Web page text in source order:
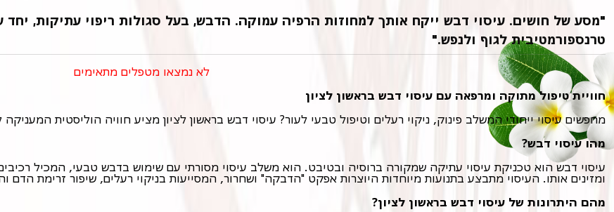
"מסע של חושים. עיסוי דבש ייקח אותך למחוזות הרפיה עמוקה. הדבש, בעל סגולות ריפוי עתיקות, יחד
טרנספורמטיבית לגוף ולנפש."
לא נמצאו מטפלים מתאימים
חוויית טיפול מתוקה ומרפאה עם עיסוי דבש בראשון לציון
מחפשים עיסוי ייחודי המשלב פינוק, ניקוי רעלים וטיפול טבעי לעור? עיסוי דבש בראשון לציון מציע חוויה הוליסטית המעניקה
מהו עיסוי דבש?
ומזינים אותו. העיסוי מתבצע בתנועות מיוחדות היוצרות אפקט "הדבקה" ושחרור, המסייעות בניקוי רעלים, שיפור זרימת הדם
מהם היתרונות של עיסוי דבש בראשון לציון?